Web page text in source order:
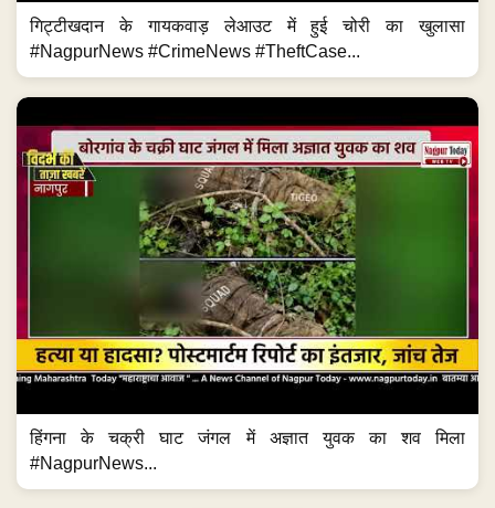
गिट्टीखदान के गायकवाड़ लेआउट में हुई चोरी का खुलासा
#NagpurNews #CrimeNews #TheftCase...
हिंगना के चक्री घाट जंगल में अज्ञात युवक का शव मिला
#NagpurNews...